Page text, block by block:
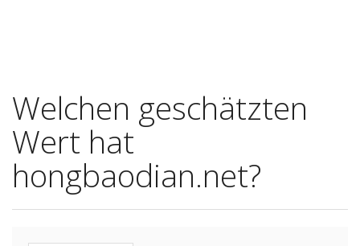
Welchen geschätzten
Wert hat
hongbaodian.net?